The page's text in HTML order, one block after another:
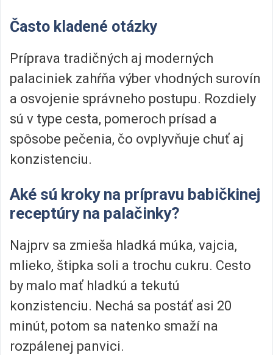
Často kladené otázky
Príprava tradičných aj moderných
palaciniek zahŕňa výber vhodných surovín
a osvojenie správneho postupu. Rozdiely
sú v type cesta, pomeroch prísad a
spôsobe pečenia, čo ovplyvňuje chuť aj
konzistenciu.
Aké sú kroky na prípravu babičkinej
receptúry na palačinky?
Najprv sa zmieša hladká múka, vajcia,
mlieko, štipka soli a trochu cukru. Cesto
by malo mať hladkú a tekutú
konzistenciu. Nechá sa postáť asi 20
minút, potom sa natenko smaží na
rozpálenej panvici.